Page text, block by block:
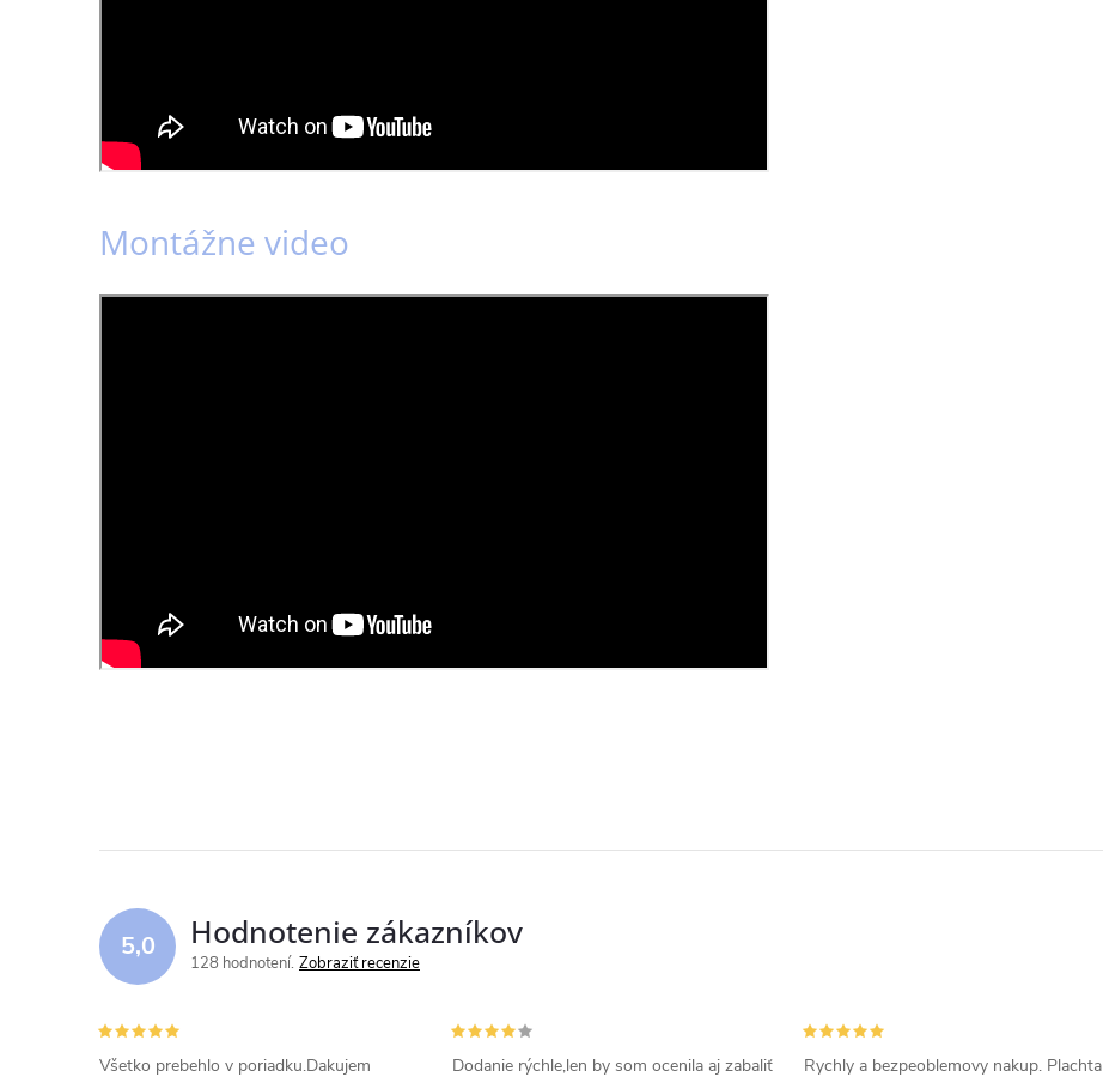
Montážne video
5,0 Hodnotenie zákazníkov
128 hodnotení Zobraziť recenzie
Všetko prebehlo v poriadku.Dakujem
Dodanie rýchle,len by som ocenila aj zabaliť
Rychly a bezpeoblemovy nakup. Plachta